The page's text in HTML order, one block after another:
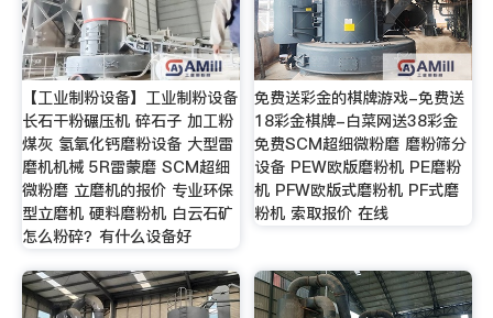
【工业制粉设备】工业制粉设备
长石干粉碾压机 碎石子 加工粉
煤灰 氢氧化钙磨粉设备 大型雷
磨机机械 5R雷蒙磨 SCM超细
微粉磨 立磨机的报价 专业环保
型立磨机 硬料磨粉机 白云石矿
怎么粉碎？有什么设备好
免费送彩金的棋牌游戏-免费送
18彩金棋牌-白菜网送38彩金
免费SCM超细微粉磨 磨粉筛分
设备 PEW欧版磨粉机 PE磨粉
机 PFW欧版式磨粉机 PF式磨
粉机 索取报价 在线